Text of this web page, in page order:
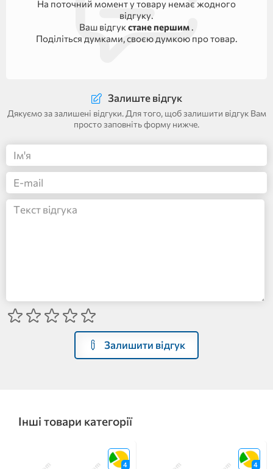
На поточний момент у товару немає жодного
відгуку.
Ваш відгук стане першим .
Поділіться думками, своєю думкою про товар.
Залиште відгук
Дякуємо за залишені відгуки. Для того, щоб залишити відгук Вам
просто заповніть форму нижче.
Залишити відгук
Інші товари категорії
4 4